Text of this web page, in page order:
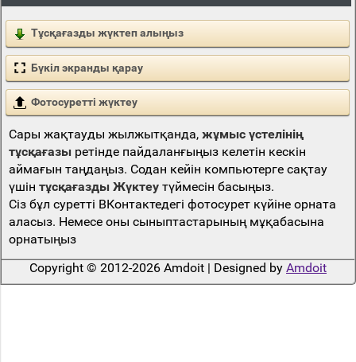
Тұсқағазды жүктеп алыңыз
Бүкіл экранды қарау
Фотосуретті жүктеу
Сары жақтауды жылжытқанда, жұмыс үстелінің
тұсқағазыретінде пайдаланғыңыз келетін кескін
аймағын таңдаңыз. Содан кейін компьютерге сақтау
үшін тұсқағазды Жүктеутүймесін басыңыз.
Сіз бұл суретті ВКонтактедегі фотосурет күйіне орната
аласыз. Немесе оны сыныптастарының мұқабасына
орнатыңыз
Copyright © 2012-2026 Amdoit | Designed by Amdoit